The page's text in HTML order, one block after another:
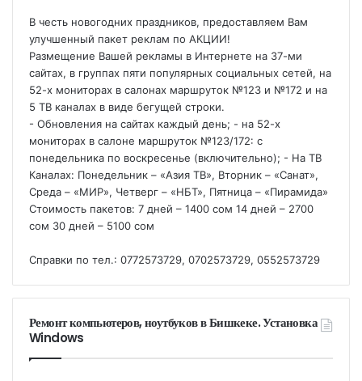
В честь новогодних праздников, предоставляем Вам
улучшенный пакет реклам по АКЦИИ!
Размещение Вашей рекламы в Интернете на 37-ми
сайтах, в группах пяти популярных социальных сетей, на
52-х мониторах в салонах маршруток №123 и №172 и на
5 ТВ каналах в виде бегущей строки.
- Обновления на сайтах каждый день; - на 52-х
мониторах в салоне маршруток №123/172: с
понедельника по воскресенье (включительно); - На ТВ
Каналах: Понедельник – «Азия ТВ», Вторник – «Санат»,
Среда – «МИР», Четверг – «НБТ», Пятница – «Пирамида»
Стоимость пакетов: 7 дней – 1400 сом 14 дней – 2700
сом 30 дней – 5100 сом
Справки по тел.: 0772573729, 0702573729, 0552573729
Ремонт компьютеров, ноутбуков в Бишкеке. Установка
Windows